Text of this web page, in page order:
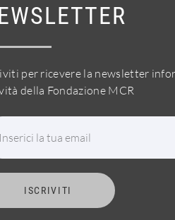
per ricevere la newsletter
della Fondazione MCR
Inserici la tua email
ISCRIVITI